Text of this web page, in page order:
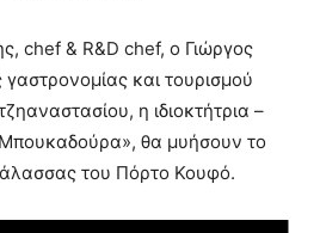
chef & R&D chef, ο Γιώργος
και τουρισμού
η ιδιοκτήτρια –
θα μυήσουν το
του Πόρτο Κουφό.